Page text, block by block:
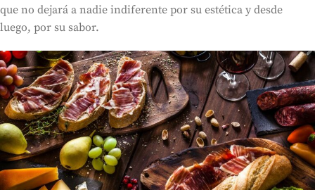
que no dejará a nadie indiferente por su estética y desde
luego, por su sabor.